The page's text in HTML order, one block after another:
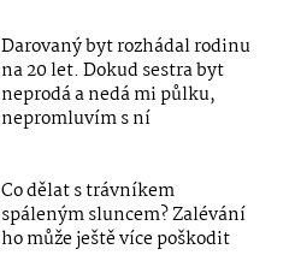
Darovaný byt rozhádal rodinu
na 20 let. Dokud sestra byt
neprodá a nedá mi půlku,
nepromluvím s ní
Co dělat s trávníkem
spáleným sluncem? Zalévání
ho může ještě více poškodit